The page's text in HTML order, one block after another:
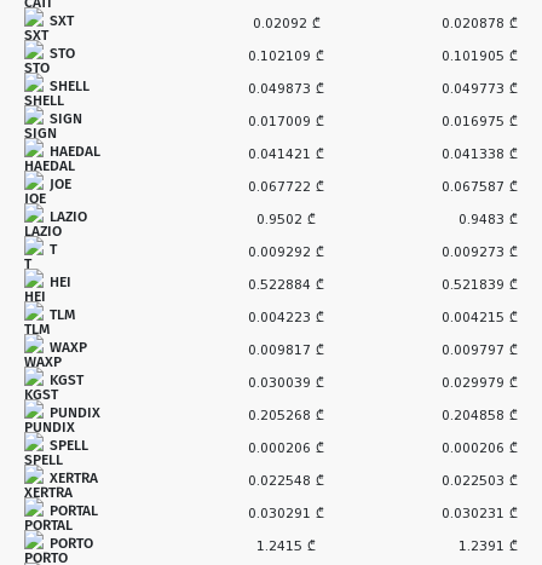
SXT 0.02092 ₾ 0.020878 ₾
STO 0.102109 ₾ 0.101905 ₾
SHELL 0.049873 ₾ 0.049773 ₾
SIGN 0.017009 ₾ 0.016975 ₾
HAEDAL 0.041421 ₾ 0.041338 ₾
JOE 0.067722 ₾ 0.067587 ₾
LAZIO 0.9502 ₾ 0.9483 ₾
T 0.009292 ₾ 0.009273 ₾
HEI 0.522884 ₾ 0.521839 ₾
TLM 0.004223 ₾ 0.004215 ₾
WAXP 0.009817 ₾ 0.009797 ₾
KGST 0.030039 ₾ 0.029979 ₾
PUNDIX 0.205268 ₾ 0.204858 ₾
SPELL 0.000206 ₾ 0.000206 ₾
XERTRA 0.022548 ₾ 0.022503 ₾
PORTAL 0.030291 ₾ 0.030231 ₾
PORTO 1.2415 ₾ 1.2391 ₾